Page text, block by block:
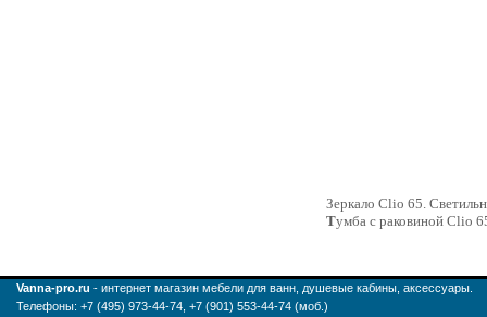
Зеркало Clio 65.
Тумба с раковиной Clio
Vanna-pro.ru - интернет магазин мебели для ванн, душевые кабины, аксессуары.
Телефоны: +7 (495) 973-44-74, +7 (901) 553-44-74 (моб.)